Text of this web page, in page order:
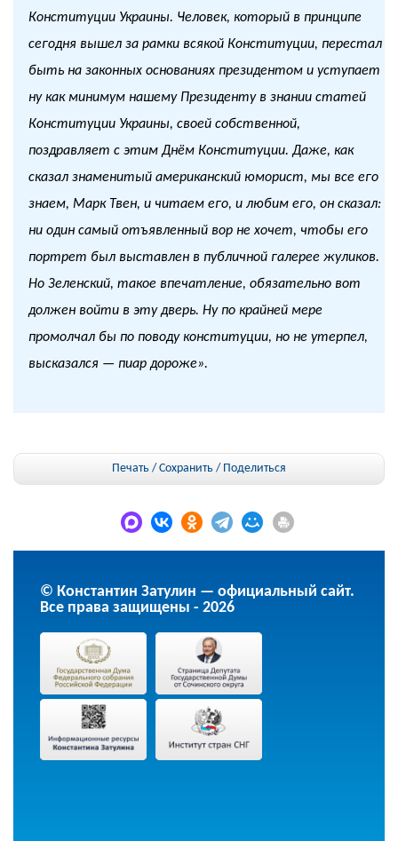
Конституции Украины. Человек, который в принципе
сегодня вышел за рамки всякой Конституции, перестал
быть на законных основаниях президентом и уступает
ну как минимум нашему Президенту в знании статей
Конституции Украины, своей собственной,
поздравляет с этим Днём Конституции. Даже, как
сказал знаменитый американский юморист, мы все его
знаем, Марк Твен, и читаем его, и любим его, он сказал:
ни один самый отъявленный вор не хочет, чтобы его
портрет был выставлен в публичной галерее жуликов.
Но Зеленский, такое впечатление, обязательно вот
должен войти в эту дверь. Ну по крайней мере
промолчал бы по поводу конституции, но не утерпел,
высказался — пиар дороже».
Печать / Сохранить / Поделиться
© Константин Затулин — официальный сайт.
Все права защищены - 2026